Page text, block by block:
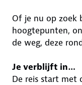
Of je nu op zoek
hoogtepunten,
de weg, deze
Je verblijft in…
De reis start met